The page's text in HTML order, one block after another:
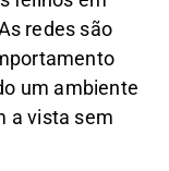
redes são
um ambiente
a vista sem